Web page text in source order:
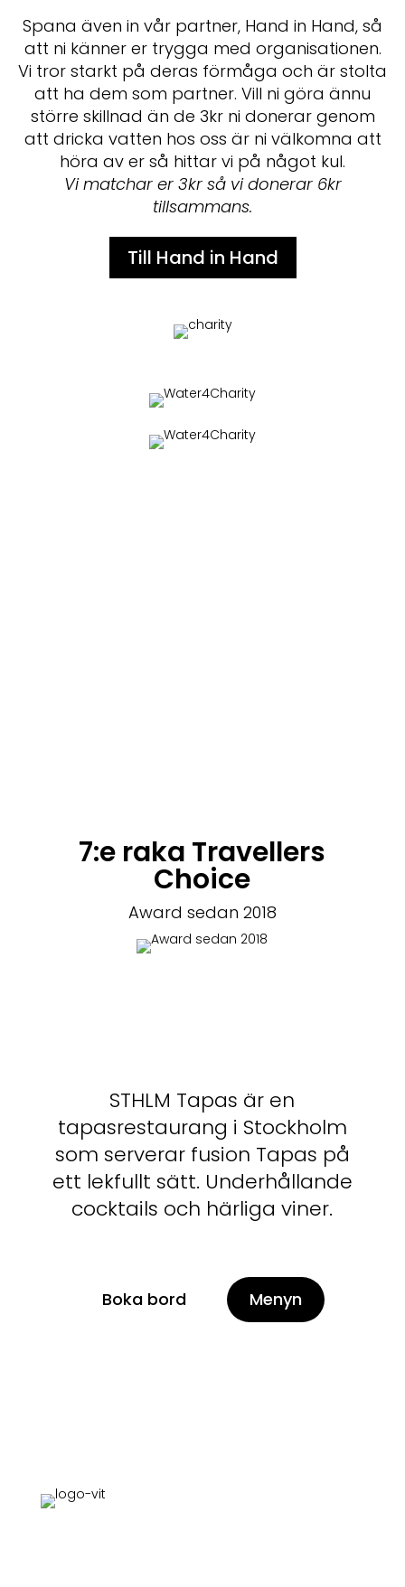
Spana även in vår partner, Hand in Hand, så
att ni känner er trygga med organisationen.
Vi tror starkt på deras förmåga och är stolta
att ha dem som partner. Vill ni göra ännu
större skillnad än de 3kr ni donerar genom
att dricka vatten hos oss är ni välkomna att
höra av er så hittar vi på något kul.
Vi matchar er 3kr så vi donerar 6kr
tillsammans.
Till Hand in Hand
7:e raka Travellers
Choice
Award sedan 2018
STHLM Tapas är en
tapasrestaurang i Stockholm
som serverar fusion Tapas på
ett lekfullt sätt. Underhållande
cocktails och härliga viner.
Boka bord Menyn